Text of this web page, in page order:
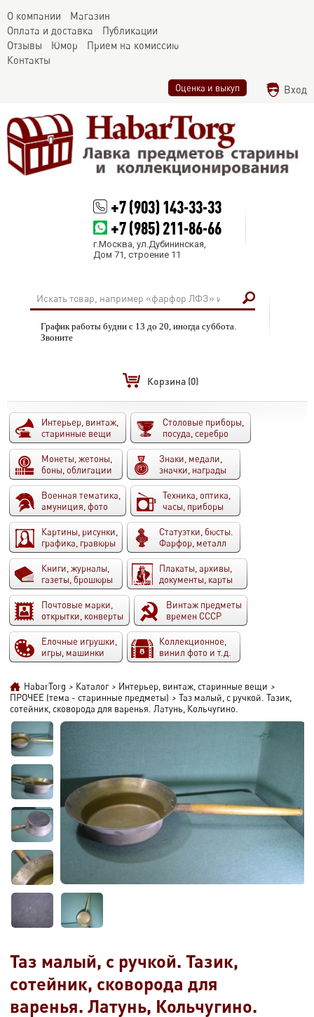
О компании
Магазин
Оплата и доставка
Публикации
Отзывы
Юмор
Прием на комиссию
Контакты
Оценка и выкуп Вход
+7 (903) 143-33-33
+7 (985) 211-86-66
г.Москва, ул.Дубининская,
Дом 71, строение 11
График работы будни с 13 до 20, иногда суббота.
Звоните
Корзина (0)
Интерьер, винтаж,
старинные вещи
Столовые приборы,
посуда, серебро
Монеты, жетоны,
боны, облигации
Знаки, медали,
значки, награды
Военная тематика,
амуниция, фото
Техника, оптика,
часы, приборы
Картины, рисунки,
графика, гравюры
Статуэтки, бюсты.
Фарфор, металл
Книги, журналы,
газеты, брошюры
Плакаты, архивы,
документы, карты
Почтовые марки,
открытки, конверты
Винтаж предметы
времен СССР
Елочные игрушки,
игры, машинки
Коллекционное,
винил фото и т.д.
HabarTorg > Каталог > Интерьер, винтаж, старинные вещи >
ПРОЧЕЕ (тема - старинные предметы) > Таз малый, с ручкой. Тазик,
сотейник, сковорода для варенья. Латунь, Кольчугино.
Таз малый, с ручкой. Тазик,
сотейник, сковорода для
варенья. Латунь, Кольчугино.